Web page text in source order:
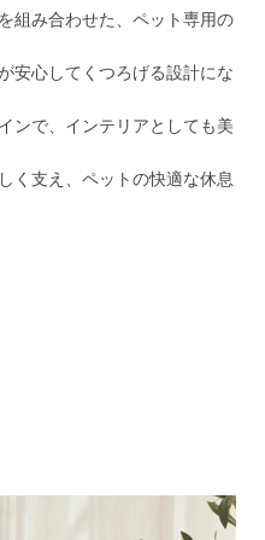
組み合わせた、ペット専用の
安心してくつろげる設計にな
ンで、インテリアとしても美
く支え、ペットの快適な休息